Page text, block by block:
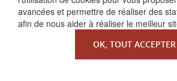
avancées et permettre de réaliser des
afin de nous aider à réaliser le meilleur
OK, TOUT ACCEPTER